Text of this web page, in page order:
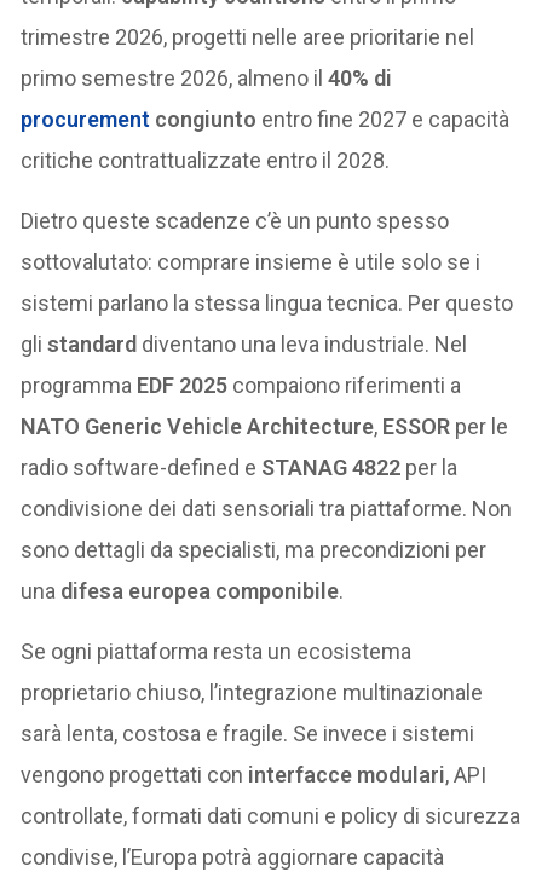
trimestre 2026, progetti nelle aree prioritarie nel
primo semestre 2026, almeno il40% di
procurement congiunto entro fine 2027 e capacità
critiche contrattualizzate entro il 2028.
Dietro queste scadenze c’è un punto spesso
sottovalutato: comprare insieme è utile solo se i
sistemi parlano la stessa lingua tecnica. Per questo
glistandard diventano una leva industriale. Nel
programma EDF 2025 compaiono riferimenti a
NATO Generic Vehicle Architecture, ESSOR per le
radio software-defined e STANAG 4822 per la
condivisione dei dati sensoriali tra piattaforme. Non
sono dettagli da specialisti, ma precondizioni per
una difesa europea componibile.
Se ogni piattaforma resta un ecosistema
proprietario chiuso, l’integrazione multinazionale
sarà lenta, costosa e fragile. Se invece i sistemi
vengono progettati con interfacce modulari, API
controllate, formati dati comuni e policy di sicurezza
condivise, l’Europa potrà aggiornare capacità